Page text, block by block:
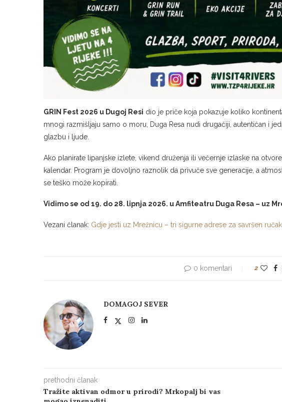
GRIN Fest 2026 u Dugoj Resi dio je priče koja pokazuje koliko
mnogi razmišljaju samo o moru, Duga Resa nudi drugačiji, autentičan i
glazbu i ljude.
Ako planirate lipanjske izlete, vikend druženja ili večernje izlaske na
kalendar. Program je dovoljno raznolik da privuče sve generacije, a
se teško može kopirati.
Vidimo se od 19. do 28. lipnja 2026. u Amfiteatru Duga Resa – uz
Vezani članak: Gdje jesti uz Mrežnicu – tri sigurne adrese za savršen
0 komentari 2
DOMAGOJ SEVER
prethodni članak
Tražite aktivan odmor u prirodi? Mrkopalj bi vas